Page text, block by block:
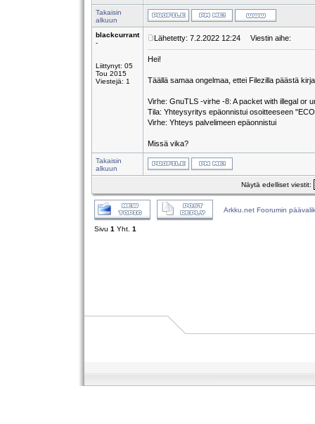
Takaisin
alkuun
blackcurrant
-
Liittynyt: 05
Tou 2015
Viestejä: 1
Lähetetty: 7.2.2022 12:24 Viestin aihe:
Hei!
Täällä samaa ongelmaa, ettei Filezilla päästä
Virhe: GnuTLS -virhe -8: A packet with illegal or
Tila: Yhteysyritys epäonnistui osoitteeseen
Virhe: Yhteys palvelimeen epäonnistui
Missä vika?
Takaisin
alkuun
Näytä edelliset viestit:
Arkku.net Foorumin
Sivu 1 Yht. 1